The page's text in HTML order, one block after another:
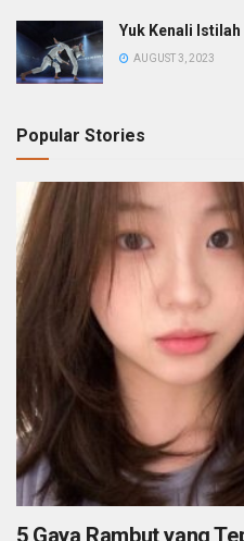
Yuk Kenali
AUGUST 3, 2023
Popular Stories